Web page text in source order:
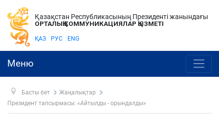
Қазақстан Республикасының Президенті жанындағы
ОРТАЛЫҚ КОММУНИКАЦИЯЛАР ҚЫЗМЕТІ
ҚАЗ РУС ENG
Меню
Басты бет
Жаңалықтар
Президент тапсырмасы: «Айтылды - орындалды»